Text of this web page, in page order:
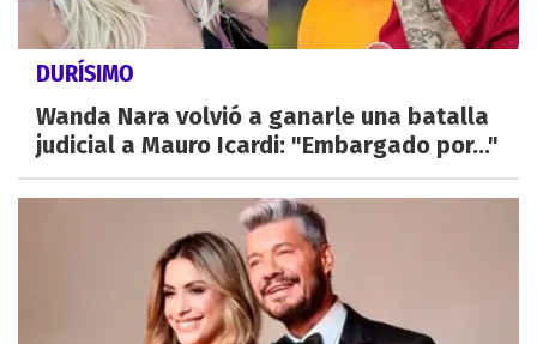
DURÍSIMO
Wanda Nara volvió a ganarle una batalla
judicial a Mauro Icardi: "Embargado por..."